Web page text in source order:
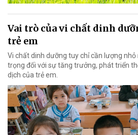
Vai trò của vi chất dinh
trẻ em
Vi chất dinh dưỡng tuy chỉ cần lượng
trọng đối với sự tăng trưởng, phát triển
dịch của trẻ em.